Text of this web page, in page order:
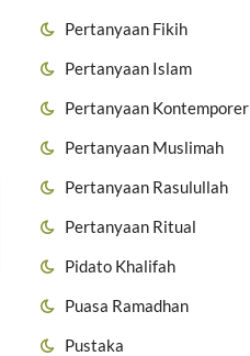
Pertanyaan Fikih
Pertanyaan Islam
Pertanyaan Kontemporer
Pertanyaan Muslimah
Pertanyaan Rasulullah
Pertanyaan Ritual
Pidato Khalifah
Puasa Ramadhan
Pustaka